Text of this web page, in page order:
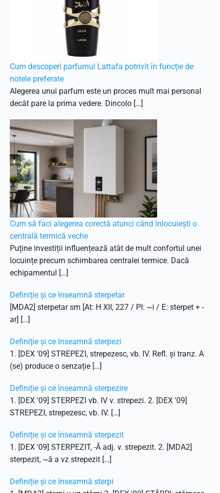
Cum descoperi parfumul Lattafa potrivit în funcție de
notele preferate
Alegerea unui parfum este un proces mult mai personal
decât pare la prima vedere. Dincolo […]
Cum să faci alegerea corectă atunci când înlocuiești o
centrală termică veche
Puține investiții influențează atât de mult confortul unei
locuințe precum schimbarea centralei termice. Dacă
echipamentul […]
Definiție și ce înseamnă sterpetar
[MDA2] sterpetar sm [At: H XII, 227 / Pl: ~i / E: sterpet + -
ar] […]
Definiție și ce înseamnă sterpezi
1. [DEX '09] STREPEZI, strepezesc, vb. IV. Refl. și tranz. A
(se) produce o senzație […]
Definiție și ce înseamnă sterpezire
1. [DEX '09] STERPEZI vb. IV v. strepezi. 2. [DEX '09]
STREPEZI, strepezesc, vb. IV. […]
Definiție și ce înseamnă sterpezit
1. [DEX '09] STERPEZIT, -Ă adj. v. strepezit. 2. [MDA2]
sterpezit, ~ă a vz strepezit […]
Definiție și ce înseamnă sterpi